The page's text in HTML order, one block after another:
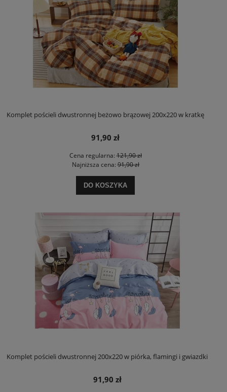
Komplet pościeli dwustronnej beżowo brązowej 200x220 w kratkę
91,90 zł
Cena regularna:121,90 zł
Najniższa cena:91,90 zł
DO KOSZYKA
Komplet pościeli dwustronnej 200x220 w piórka, flamingi i gwiazdki
91,90 zł